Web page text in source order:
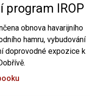
program IROP
obnova havarijního
hamru, vybudování
doprovodné expozice k